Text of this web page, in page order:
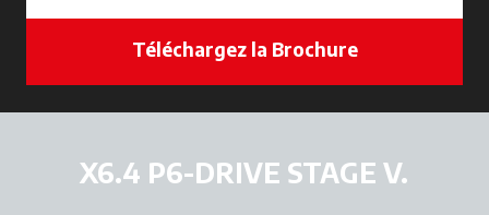
Téléchargez la Brochure
X6.4 P6-DRIVE STAGE V.